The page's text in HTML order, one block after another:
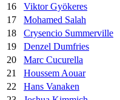
16
Viktor Gyökeres
17
Mohamed Salah
18
Crysencio Summerville
19
Denzel Dumfries
20
Marc Cucurella
21
Houssem Aouar
22
Hans Vanaken